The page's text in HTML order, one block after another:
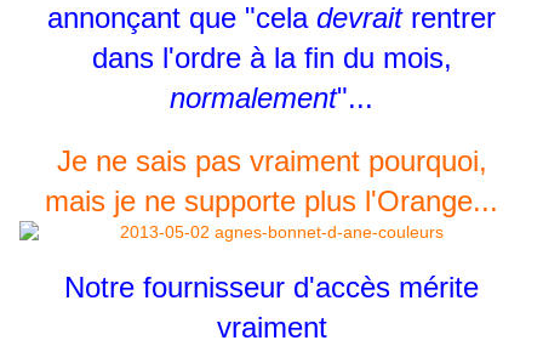
annonçant que "cela devraitrentrer
dans l'ordre à la fin du mois,
normalement"...
Je ne sais pas vraiment pourquoi,
mais je ne supporte plus l'Orange...
Notre fournisseur d'accès mérite
vraiment